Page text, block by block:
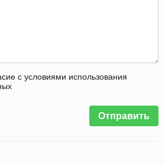
с условиями использования
Отправить